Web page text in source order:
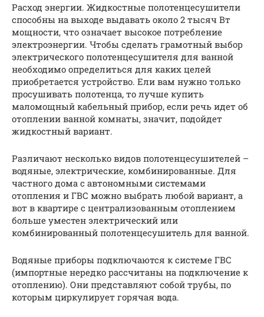
Расход энергии. Жидкостные полотенцесушители
способны на выходе выдавать около 2 тысяч Вт
мощности, что означает высокое потребление
электроэнергии. Чтобы сделать грамотный выбор
электрического полотенцесушителя для ванной
необходимо определиться для каких целей
приобретается устройство. Ели вам нужно только
просушивать полотенца, то лучше купить
маломощный кабельный прибор, если речь идет об
отоплении ванной комнаты, значит, подойдет
жидкостный вариант.
Различают несколько видов полотенцесушителей –
водяные, электрические, комбинированные. Для
частного дома с автономными системами
отопления и ГВС можно выбрать любой вариант, а
вот в квартире с централизованным отоплением
больше уместен электрический или
комбинированный полотенцесушитель для ванной.
Водяные приборы подключаются к системе ГВС
(импортные нередко рассчитаны на подключение к
отоплению). Они представляют собой трубы, по
которым циркулирует горячая вода.